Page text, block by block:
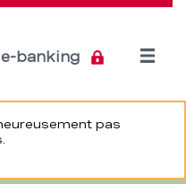
banking
Open
pas